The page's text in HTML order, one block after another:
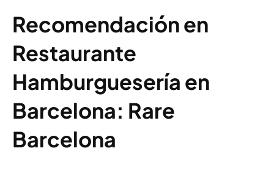
Recomendación en
Restaurante
Hamburguesería en
Barcelona: Rare
Barcelona